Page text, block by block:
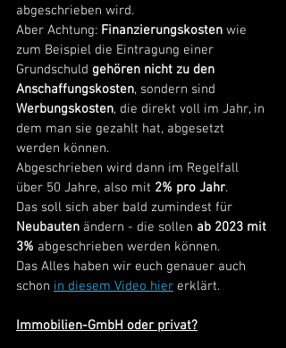
abgeschrieben wird.
Aber Achtung: Finanzierungskosten wie
zum Beispiel die Eintragung einer
Grundschuld gehören nicht zu den
Anschaffungskosten, sondern sind
Werbungskosten, die direkt voll im Jahr, in
dem man sie gezahlt hat, abgesetzt
werden können.
Abgeschrieben wird dann im Regelfall
über 50 Jahre, also mit 2% pro Jahr.
Das soll sich aber bald zumindest für
Neubauten ändern - die sollen ab 2023 mit
3% abgeschrieben werden können.
Das Alles haben wir euch genauer auch
schon in diesem Video hier erklärt.
Immobilien-GmbH oder privat?